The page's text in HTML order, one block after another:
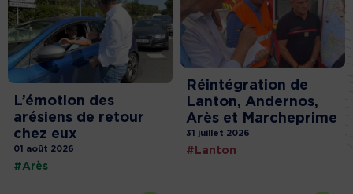
L’émotion des
arésiens de retour
chez eux
01 août 2026
#Arès
Réintégration de
Lanton, Andernos,
Arès et Marcheprime
31 juillet 2026
#Lanton